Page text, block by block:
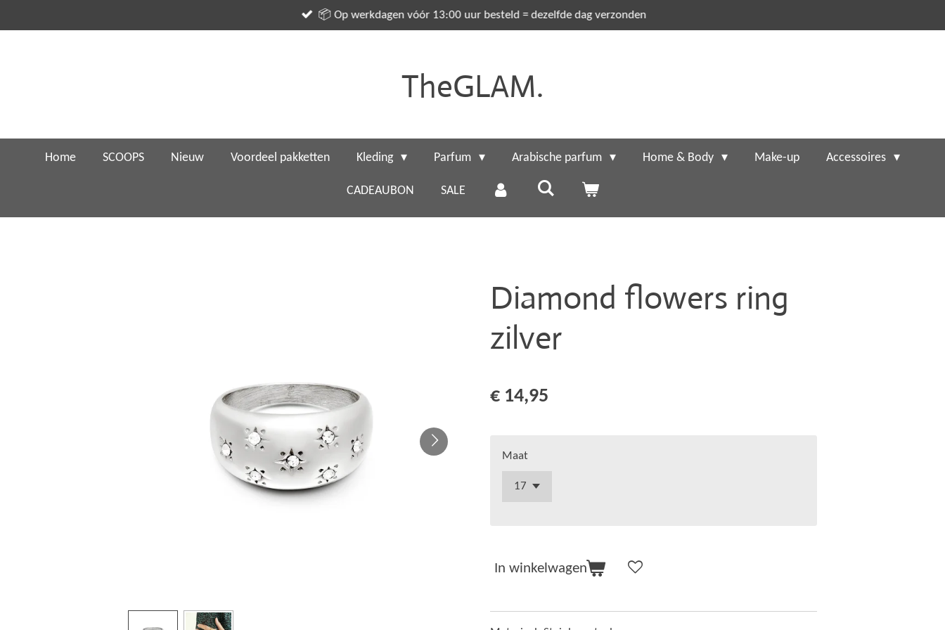
direct
📦 Op werkdagen vóór 13:00 uur besteld = dezelfde dag verzonden
TheGLAM.
Home SCOOPS Nieuw Voordeel pakketten Kleding Parfum Arabische parfum Home & Body Make-up Accessoires
CADEAUBON SALE
Diamond flowers ring
zilver
€ 14,95
Maat
In winkelwagen